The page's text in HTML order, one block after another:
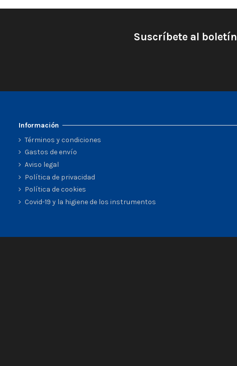
Suscríbete al boletín
Información
Términos y condiciones
Gastos de envío
Aviso legal
Política de privacidad
Política de cookies
Covid-19 y la higiene de los instrumentos